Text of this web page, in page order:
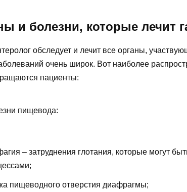
и болезни, которые лечит
обследует и лечит все органы,
очень широк. Вот наиболее
пациенты:
пищевода:
– затруднения глотания, которые могут
пищеводного отверстия диафрагмы;